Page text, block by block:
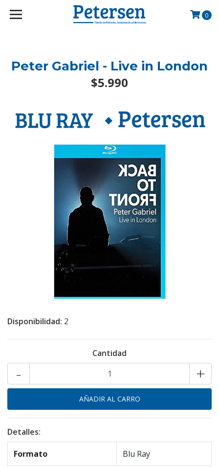
googlef2d1455d5020445a.html
0
Peter Gabriel - Live in London
$5.990
Disponibilidad: 2
Cantidad
+
-
Detalles:
Formato Blu Ray